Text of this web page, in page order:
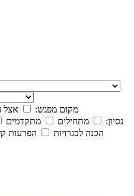
מקום מפגש:
אצל
נסיון:
מתחילים מתקדמים
הכנה לבגרויות
הפרעות